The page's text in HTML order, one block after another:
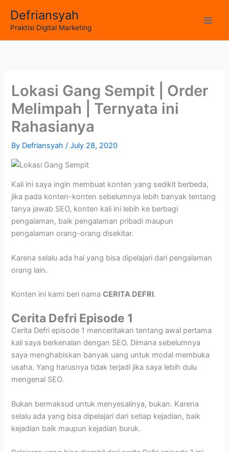
content
Defriansyah
Praktisi Digital Marketing
Lokasi Gang Sempit | Order
Melimpah | Ternyata ini
Rahasianya
By Defriansyah/July 28, 2020
Kali ini saya ingin membuat konten yang sedikit berbeda,
jika pada konten-konten sebelumnya lebih banyak tentang
tanya jawab SEO, konten kali ini lebih ke berbagi
pengalaman, baik pengalaman pribadi maupun
pengalaman orang-orang disekitar.
Karena selalu ada hal yang bisa dipelajari dari pengalaman
orang lain.
Konten ini kami beri namaCERITA DEFRI.
Cerita Defri Episode 1
Cerita Defri episode 1 menceritakan tentang awal pertama
kali saya berkenalan dengan SEO. Dimana sebelumnya
saya menghabiskan banyak uang untuk modal membuka
usaha. Yang harusnya tidak terjadi jika saya lebih dulu
mengenal SEO.
Bukan bermaksud untuk menyesalinya, bukan. Karena
selalu ada yang bisa dipelajari dari setiap kejadian, baik
kejadian baik maupun kejadian buruk.